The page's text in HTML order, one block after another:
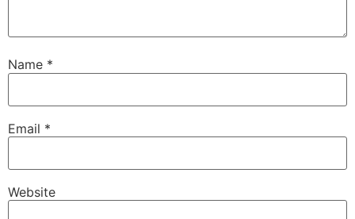
Name *
Email *
Website